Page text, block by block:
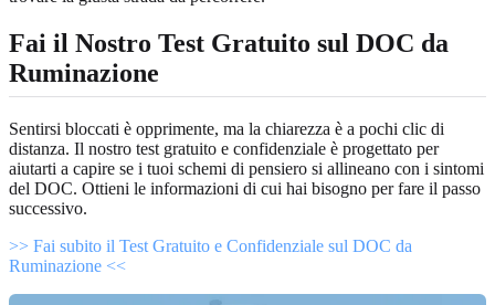
Fai il Nostro Test Gratuito sul DOC da
Ruminazione
Sentirsi bloccati è opprimente, ma la chiarezza è a pochi clic di
distanza. Il nostro test gratuito e confidenziale è progettato per
aiutarti a capire se i tuoi schemi di pensiero si allineano con i sintomi
del DOC. Ottieni le informazioni di cui hai bisogno per fare il passo
successivo.
>> Fai subito il Test Gratuito e Confidenziale sul DOC da
Ruminazione <<